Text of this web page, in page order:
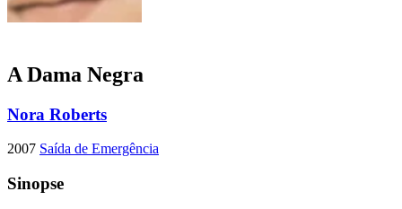
A Dama Negra
Nora Roberts
2007 Saída de Emergência
Sinopse